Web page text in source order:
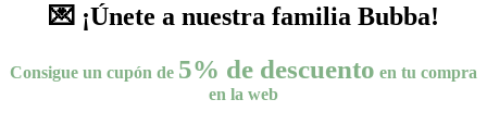
💌 ¡Únete a nuestra familia Bubba!
Consigue un cupón de 5% de descuento en tu compra
en la web